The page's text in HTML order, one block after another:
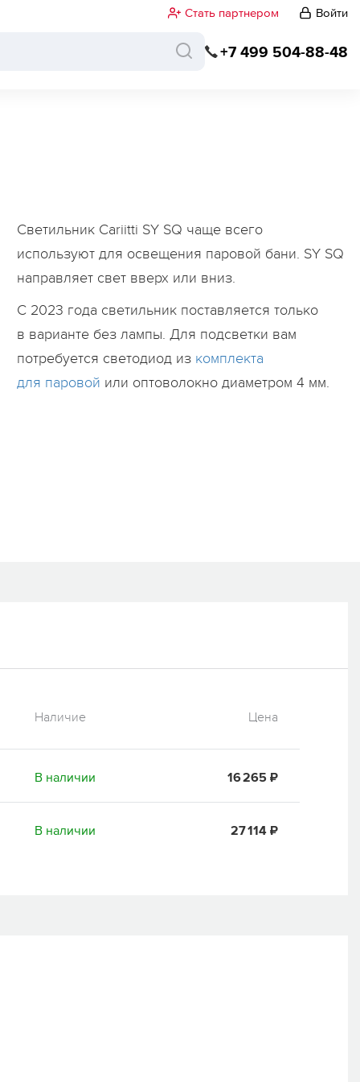
Стать партнером Войти
+7 499 504-88-48
Светильник Cariitti SY SQ чаще всего
используют для освещения паровой бани. SY SQ
направляет свет вверх или вниз.
С 2023 года светильник поставляется только
в варианте без лампы. Для подсветки вам
потребуется светодиод из комплекта
для паровой или оптоволокно диаметром 4 мм.
Наличие Цена
В наличии 16 265 ₽
В наличии 27 114 ₽